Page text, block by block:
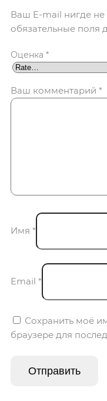
Ваш E-mail нигде не
обязательные поля
Оценка *
Ваш комментарий *
Имя *
Email *
Сохранить моё
браузере для